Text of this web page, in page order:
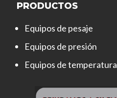
PRODUCTOS
Equipos de pesaje
Equipos de presión
Equipos de temperatura